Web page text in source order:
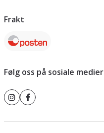
Frakt
Følg oss på sosiale medier